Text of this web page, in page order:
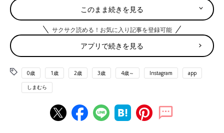
このまま続きを見る
サクサク読める！お気に入り記事を登録可能
アプリで続きを見る
0歳 1歳 2歳 3歳 4歳～ Instagram app
しまむら